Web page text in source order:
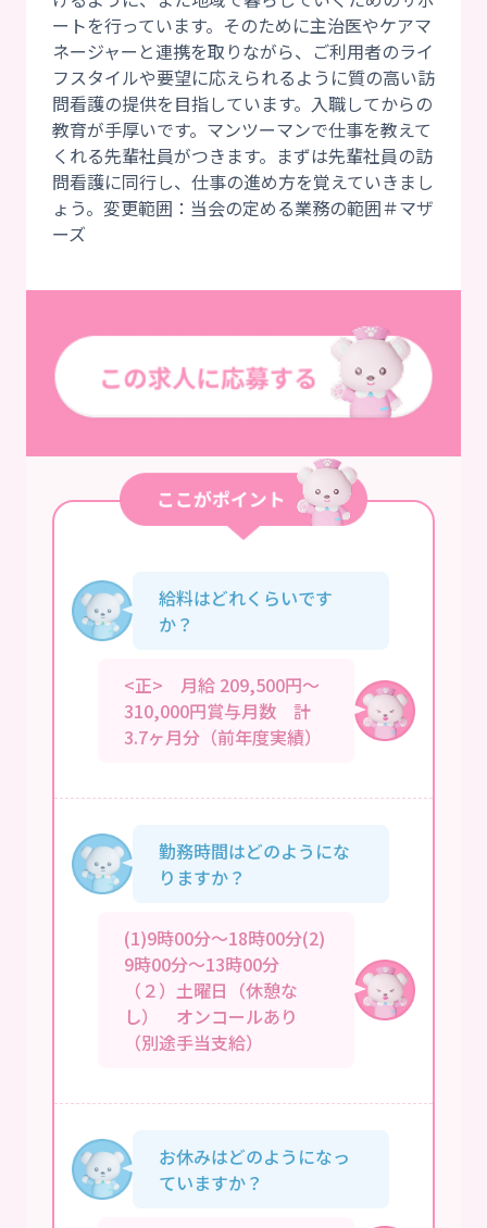
ートを行っています。そのために主治医やケアマ
ネージャーと連携を取りながら、ご利用者のライ
フスタイルや要望に応えられるように質の高い訪
問看護の提供を目指しています。入職してからの
教育が手厚いです。マンツーマンで仕事を教えて
くれる先輩社員がつきます。まずは先輩社員の訪
問看護に同行し、仕事の進め方を覚えていきまし
ょう。変更範囲：当会の定める業務の範囲＃マザ
給料はどれくらいです
か？
<正> 月給 209,500円～
310,000円賞与月数 計
3.7ヶ月分（前年度実績）
勤務時間はどのようにな
りますか？
(1)9時00分～18時00分(2)
9時00分～13時00分
（２）土曜日（休憩な
し） オンコールあり
（別途手当支給）
お休みはどのようになっ
ていますか？